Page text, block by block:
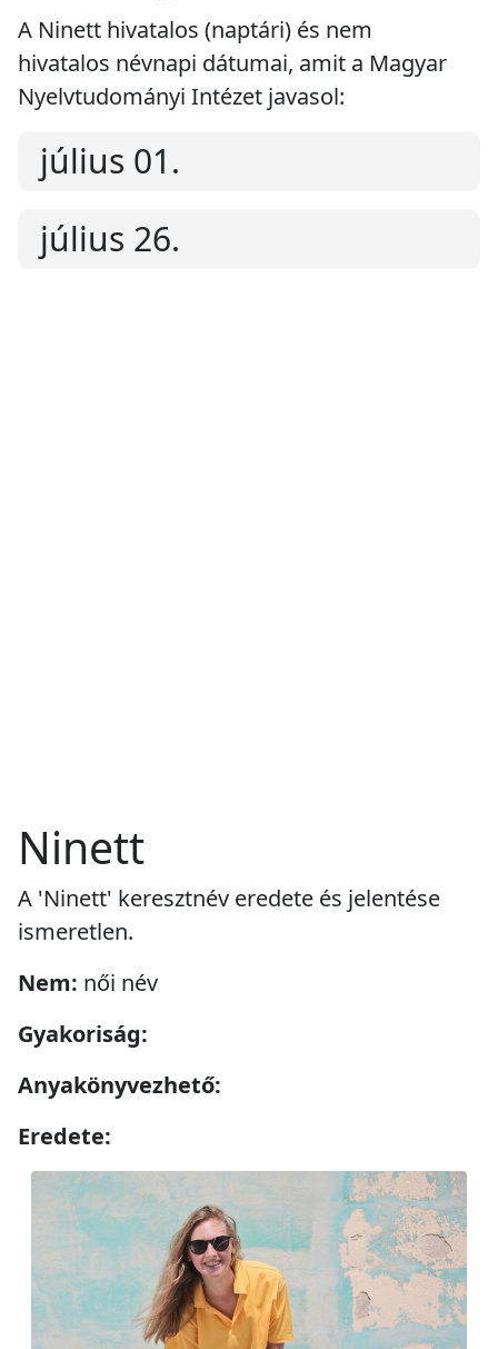
A Ninett hivatalos (naptári) és nem
hivatalos névnapi dátumai, amit a Magyar
Nyelvtudományi Intézet javasol:
július 01.
július 26.
Ninett
A 'Ninett' keresztnév eredete és jelentése
ismeretlen.
Nem: női név
Gyakoriság:
Anyakönyvezhető:
Eredete: